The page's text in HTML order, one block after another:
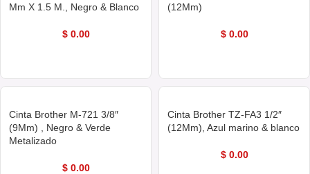
Mm X 1.5 M., Negro & Blanco
$0.00
(12Mm)
$0.00
Cinta Brother M-721 3/8″
(9Mm) , Negro & Verde
Metalizado
$0.00
Cinta Brother TZ-FA3 1/2″
(12Mm), Azul marino & blanco
$0.00